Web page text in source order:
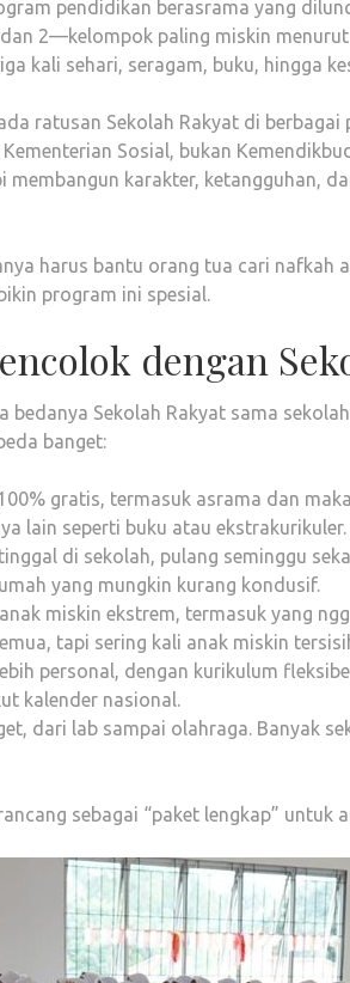
pendidikan berasrama yang
2—kelompok paling miskin
kali sehari, seragam, buku, hingga
ratusan Sekolah Rakyat di
Sosial, bukan
membangun karakter, ketangguhan,
harus bantu orang tua cari nafkah
program ini spesial.
dengan
bedanya Sekolah Rakyat sama
banget:
gratis, termasuk asrama dan
lain seperti buku atau ekstrakurikuler.
di sekolah, pulang seminggu
yang mungkin kurang kondusif.
miskin ekstrem, termasuk yang
tapi sering kali anak miskin
personal, dengan kurikulum
kalender nasional.
dari lab sampai olahraga. Banyak
sebagai “paket lengkap” untuk